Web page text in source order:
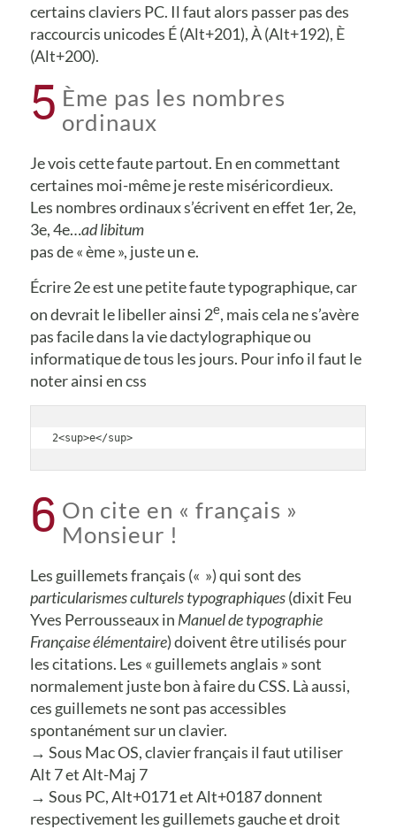
certains claviers PC. Il faut alors passer pas des
raccourcis unicodes É (Alt+201), À (Alt+192), È
(Alt+200).
5 Ème pas les nombres
ordinaux
Je vois cette faute partout. En en commettant
certaines moi-même je reste miséricordieux.
Les nombres ordinaux s’écrivent en effet 1er, 2e,
3e, 4e…ad libitum
pas de « ème », juste un e.
Écrire 2e est une petite faute typographique, car
on devrait le libeller ainsi 2e, mais cela ne s’avère
pas facile dans la vie dactylographique ou
informatique de tous les jours. Pour info il faut le
noter ainsi en css
2<sup>e</sup>
6 On cite en « français »
Monsieur !
Les guillemets français (« ») qui sont des
particularismes culturels typographiques(dixit Feu
Yves Perrousseaux in Manuel de typographie
Française élémentaire) doivent être utilisés pour
les citations. Les « guillemets anglais » sont
normalement juste bon à faire du CSS. Là aussi,
ces guillemets ne sont pas accessibles
spontanément sur un clavier.
→ Sous Mac OS, clavier français il faut utiliser
Alt 7 et Alt-Maj 7
→ Sous PC, Alt+0171 et Alt+0187 donnent
respectivement les guillemets gauche et droit